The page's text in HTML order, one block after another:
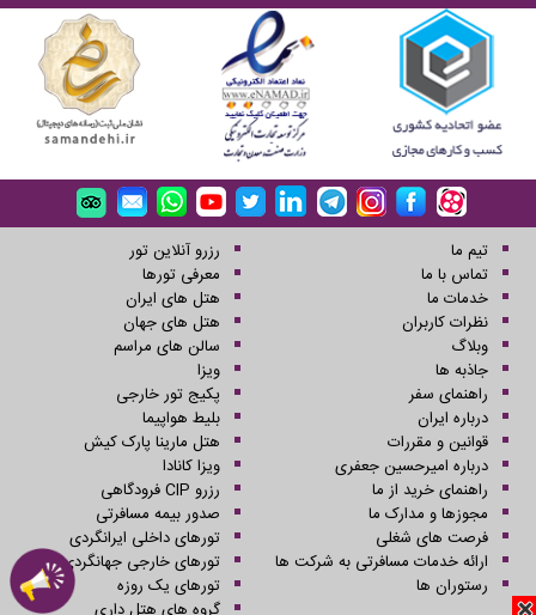
تیم ما
تماس با ما
خدمات ما
نظرات کاربران
وبلاگ
جاذبه ها
راهنمای سفر
درباره ایران
قوانین و مقررات
درباره امیرحسین جعفری
راهنمای خرید از ما
مجوزها و مدارک ما
فرصت های شغلی
ارائه خدمات مسافرتی به شرکت ها
رستوران ها
رزرو آنلاین تور
معرفی تورها
هتل های ایران
هتل های جهان
سالن های مراسم
ویزا
پکیج تور خارجی
بلیط هواپیما
هتل مارینا پارک کیش
ویزا کانادا
رزرو CIP فرودگاهی
صدور بیمه مسافرتی
تورهای داخلی ایرانگردی
تورهای خارجی جهانگردی
تورهای یک روزه